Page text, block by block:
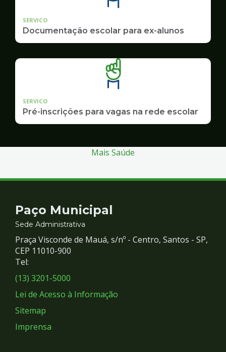
SERVICO
Documentação escolar para ex-alunos
SERVICO
Pré-inscrições para vagas na rede escolar
Mais Saúde
Contato
e
Redes
Sociais
Paço Municipal
Sede Administrativa
Praça Visconde de Mauá, s/nº - Centro, Santos - SP,
CEP 11010-900
Tel:
(13) 3201-5000
Lei de Acesso à Informação
Sitemap
Imprensa